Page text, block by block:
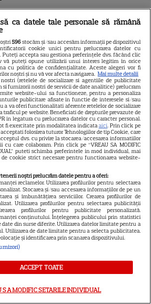
DISNEY PLUS
„Diavolul se îmbracă de la
Prada 2” s-a lansat pe Disney+.
Meryl Streep și Anne
Hathaway revin la revista
Runway
VEDETE STRĂINE
Meryl Streep, gest
impresionant pentru Anne
Hathaway și Emily Blunt la
„Diavolul se îmbracă de la
Prada 2”. Ce salarii ar fi primit
actrițele
VEDETE STRĂINE
Tom Holland, decizie radicală
pentru noul său film! Ce
promisiune a făcut actorul
după momentele virale în care
a făcut senzație prin dans
ca datele tale personale să rămână
596 stocăm și/sau accesăm informații pe dispozitivul
cookie unici pentru prelucrarea datelor cu
Puteți accepta sau gestiona preferințele dvs. făcând clic
vă puteți opune utilizării unui interes legitim în orice
cu politica de confidențialitate. Aceste alegeri vor fi
noștri și nu vă vor afecta navigarea. Mai multe detalii
(retelele de socializare si agentiile de publicitate
si furnizorii nostri de servicii de date analitice) prelucram
website-ului sa functioneze, pentru a personaliza
publicitare afisate in functie de interesele si/sau
a va oferi functionalitati aferente retelelor de socializare
traficul pe website. Beneficiati de drepturile prevazute de
in legatura cu prelucrarea datelor cu caracter personal.
fi exercitate prin modalitatea indicataaici. Prin click pe
acceptati folosirea tuturor Tehnologiilor de tip Cookie, care
dvs. cu privire la stocarea/accesarea informatiilor
cu care colaboram. Prin click pe “VREAU SA MODIFIC
puteti schimba preferintele in mod individual, mai
cookie strict necesare pentru functionarea website-
noștri prelucrăm datele pentru a oferi:
reclamelor. Utilizarea profilurilor pentru selectarea
Stocarea și/sau accesarea informațiilor de pe un
și îmbunătățirea serviciilor. Crearea profilurilor de
Utilizarea profilurilor pentru selectarea publicității
profilurilor pentru publicitate personalizată.
conținutului. Înțelegerea publicului prin statistici
date din surse diferite. Utilizarea datelor limitate pentru a
Utilizarea de date limitate pentru a selecta publicitatea.
și identificarea prin scanarea dispozitivului.
ACCEPT TOATE
SA MODIFIC SETARILE INDIVIDUAL